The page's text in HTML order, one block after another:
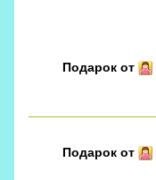
Подарок от
Подарок от